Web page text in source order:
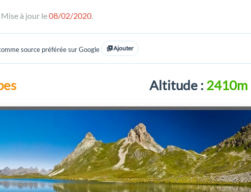
Mise à jour le08/02/2020.
source préférée sur Google Ajouter
Altitude : 2410m